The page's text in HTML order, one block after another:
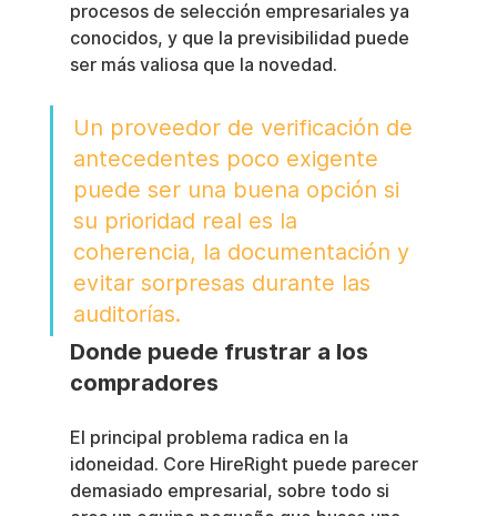
procesos de selección empresariales ya
conocidos, y que la previsibilidad puede
ser más valiosa que la novedad.
Un proveedor de verificación de
antecedentes poco exigente
puede ser una buena opción si
su prioridad real es la
coherencia, la documentación y
evitar sorpresas durante las
auditorías.
Donde puede frustrar a los
compradores
El principal problema radica en la
idoneidad. Core HireRight puede parecer
demasiado empresarial, sobre todo si